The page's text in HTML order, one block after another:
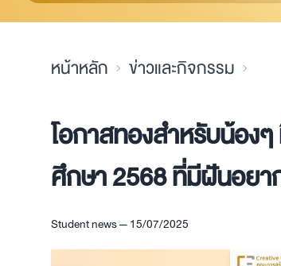
หน้าหลัก ข่าวและกิจกรรม
โอกาสทองสำหรับน้อง
ศึกษา 2568 ที่มีฝันอยา
Student news — 15/07/2025